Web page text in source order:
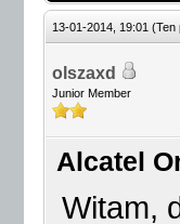
13-01-2014, 19:01 (Ten
olszaxd
Junior Member
Alcatel
Witam,